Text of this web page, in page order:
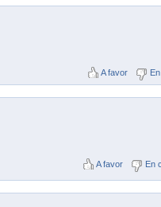
A favor
A favor En